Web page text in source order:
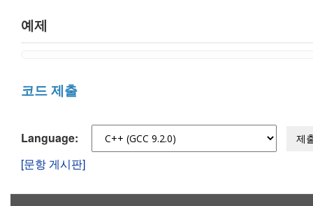
예제
코드 제출
Language: 제
[문항 게시판]